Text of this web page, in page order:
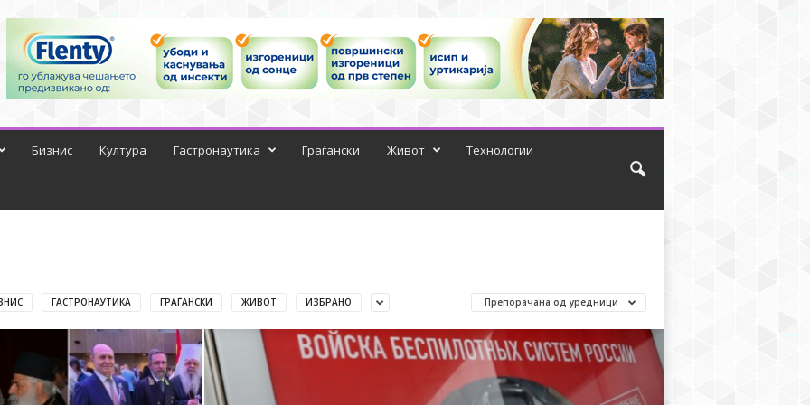
Бизнис Култура Гастронаутика Граѓански Живот Технологии
ГАСТРОНАУТИКА ГРАЃАНСКИ ЖИВОТ ИЗБРАНО Препорачана од уредници